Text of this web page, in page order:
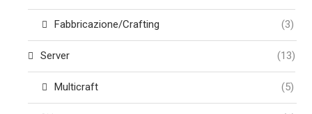
Fabbricazione/Crafting (3)
Server (13)
Multicraft (5)